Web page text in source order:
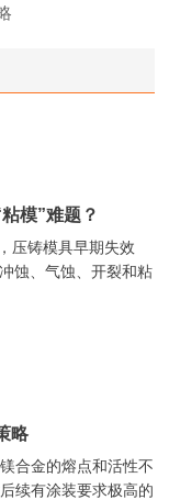
模”难题？
压铸模具早期失效
蚀、气蚀、开裂和粘
模剂可以使得压铸不
10%。...
略
合金的熔点和活性不
续有涂装要求极高的